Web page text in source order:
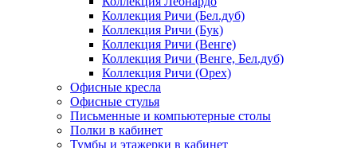
Коллекция Ричи (Бел.дуб)
Коллекция Ричи (Бук)
Коллекция Ричи (Венге)
Коллекция Ричи (Венге, Бел.дуб)
Коллекция Ричи (Орех)
Офисные кресла
Офисные стулья
Письменные и компьютерные столы
Полки в кабинет
Тумбы и этажерки в кабинет